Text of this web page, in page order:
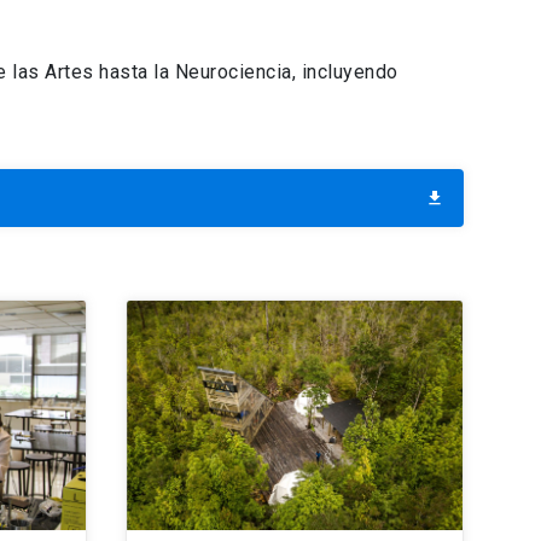
Artes hasta la Neurociencia, incluyendo
download